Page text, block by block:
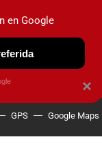
GPS Google Maps
×
en Google